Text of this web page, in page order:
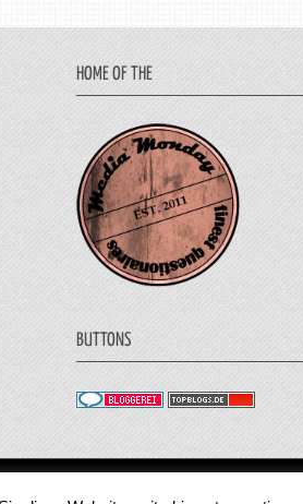
HOME OF THE
BUTTONS
© 2011 - 2018